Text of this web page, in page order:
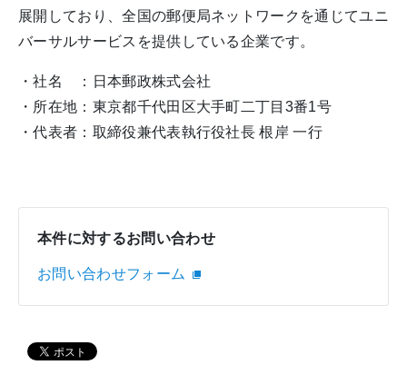
展開しており、全国の郵便局ネットワークを通じてユニ
バーサルサービスを提供している企業です。
・社名 ：日本郵政株式会社
・所在地：東京都千代田区大手町二丁目3番1号
・代表者：取締役兼代表執行役社長 根岸 一行
本件に対するお問い合わせ
お問い合わせフォーム